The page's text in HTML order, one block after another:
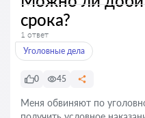
срока?
1 ответ
Уголовные дела
0 45
Меня обвиняют по